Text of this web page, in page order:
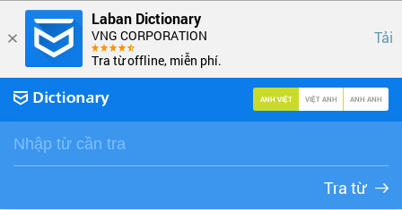
Laban Dictionary
VNG CORPORATION
Tra từ offline, miễn phí.
Tải
ANH VIỆT VIỆT ANH ANH ANH
Tra từ